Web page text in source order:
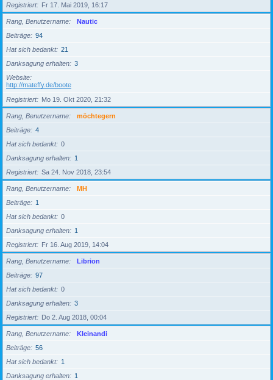
Registriert
Fr 17. Mai 2019, 16:17
Rang, Benutzername
Nautic
Beiträge
94
Hat sich bedankt
21
Danksagung erhalten
3
Website
http://mateffy.de/boote
Registriert
Mo 19. Okt 2020, 21:32
Rang, Benutzername
möchtegern
Beiträge
4
Hat sich bedankt
0
Danksagung erhalten
1
Registriert
Sa 24. Nov 2018, 23:54
Rang, Benutzername
MH
Beiträge
1
Hat sich bedankt
0
Danksagung erhalten
1
Registriert
Fr 16. Aug 2019, 14:04
Rang, Benutzername
Librion
Beiträge
97
Hat sich bedankt
0
Danksagung erhalten
3
Registriert
Do 2. Aug 2018, 00:04
Rang, Benutzername
Kleinandi
Beiträge
56
Hat sich bedankt
1
Danksagung erhalten
1